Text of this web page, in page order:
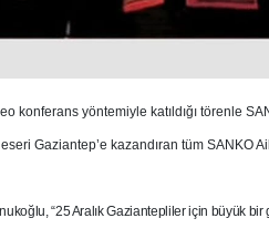
konferans yöntemiyle katıldığı törenle
Gaziantep’e kazandıran tüm SANKO
“25 Aralık Gaziantepliler için büyük bir